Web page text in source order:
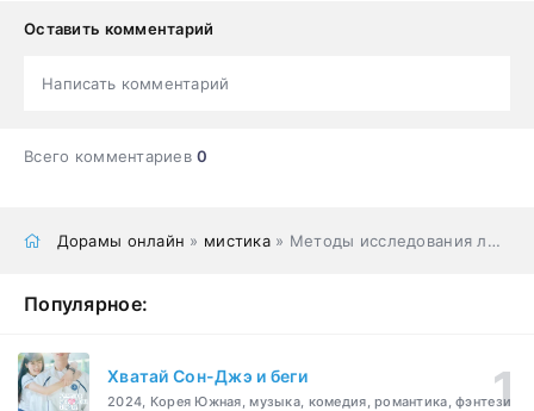
Оставить комментарий
Написать комментарий
Всего комментариев0
Дорамы онлайн » мистика » Методы исследования любви
Популярное:
Хватай Сон-Джэ и беги
2024, Корея Южная, музыка, комедия, романтика, фэнтези